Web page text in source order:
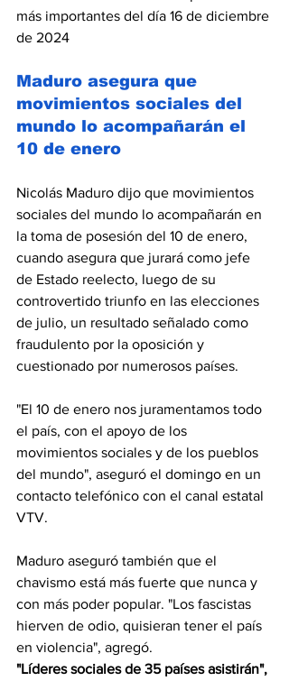
más importantes del día 16 de diciembre
de 2024
Maduro asegura que
movimientos sociales del
mundo lo acompañarán el
10 de enero
Nicolás Maduro dijo que movimientos
sociales del mundo lo acompañarán en
la toma de posesión del 10 de enero,
cuando asegura que jurará como jefe
de Estado reelecto, luego de su
controvertido triunfo en las elecciones
de julio, un resultado señalado como
fraudulento por la oposición y
cuestionado por numerosos países.
"El 10 de enero nos juramentamos todo
el país, con el apoyo de los
movimientos sociales y de los pueblos
del mundo", aseguró el domingo en un
contacto telefónico con el canal estatal
VTV.
Maduro aseguró también que el
chavismo está más fuerte que nunca y
con más poder popular. "Los fascistas
hierven de odio, quisieran tener el país
en violencia", agregó.
"Líderes sociales de 35 países asistirán",